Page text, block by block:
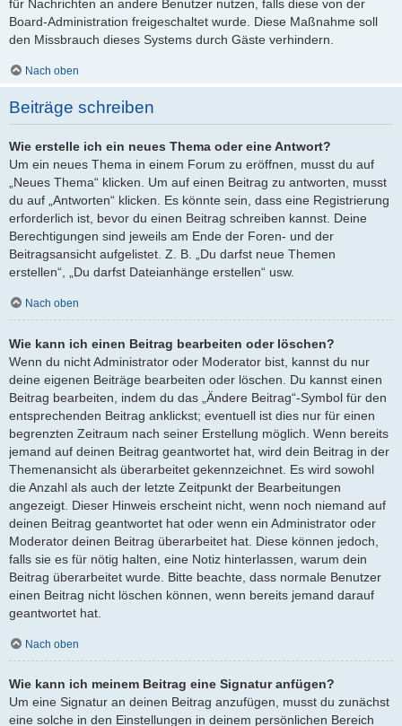
für Nachrichten an andere Benutzer nutzen, falls diese von der
Board-Administration freigeschaltet wurde. Diese Maßnahme soll
den Missbrauch dieses Systems durch Gäste verhindern.
Nach oben
Beiträge schreiben
Wie erstelle ich ein neues Thema oder eine Antwort?
Um ein neues Thema in einem Forum zu eröffnen, musst du auf
„Neues Thema“ klicken. Um auf einen Beitrag zu antworten, musst
du auf „Antworten“ klicken. Es könnte sein, dass eine Registrierung
erforderlich ist, bevor du einen Beitrag schreiben kannst. Deine
Berechtigungen sind jeweils am Ende der Foren- und der
Beitragsansicht aufgelistet. Z. B. „Du darfst neue Themen
erstellen“, „Du darfst Dateianhänge erstellen“ usw.
Nach oben
Wie kann ich einen Beitrag bearbeiten oder löschen?
Wenn du nicht Administrator oder Moderator bist, kannst du nur
deine eigenen Beiträge bearbeiten oder löschen. Du kannst einen
Beitrag bearbeiten, indem du das „Ändere Beitrag“-Symbol für den
entsprechenden Beitrag anklickst; eventuell ist dies nur für einen
begrenzten Zeitraum nach seiner Erstellung möglich. Wenn bereits
jemand auf deinen Beitrag geantwortet hat, wird dein Beitrag in der
Themenansicht als überarbeitet gekennzeichnet. Es wird sowohl
die Anzahl als auch der letzte Zeitpunkt der Bearbeitungen
angezeigt. Dieser Hinweis erscheint nicht, wenn noch niemand auf
deinen Beitrag geantwortet hat oder wenn ein Administrator oder
Moderator deinen Beitrag überarbeitet hat. Diese können jedoch,
falls sie es für nötig halten, eine Notiz hinterlassen, warum dein
Beitrag überarbeitet wurde. Bitte beachte, dass normale Benutzer
einen Beitrag nicht löschen können, wenn bereits jemand darauf
geantwortet hat.
Nach oben
Wie kann ich meinem Beitrag eine Signatur anfügen?
Um eine Signatur an deinen Beitrag anzufügen, musst du zunächst
eine solche in den Einstellungen in deinem persönlichen Bereich